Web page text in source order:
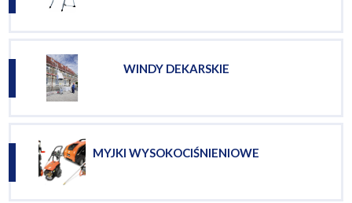
WINDY DEKARSKIE
MYJKI WYSOKOCIŚNIENIOWE